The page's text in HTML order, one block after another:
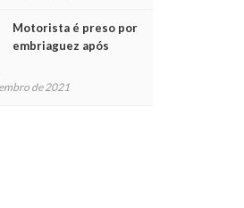
Motorista é preso por
embriaguez após
feridos
de 2021